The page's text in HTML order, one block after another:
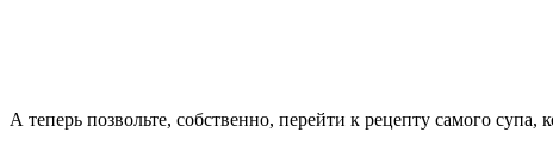
А теперь позвольте, собственно, перейти к рецепту самого